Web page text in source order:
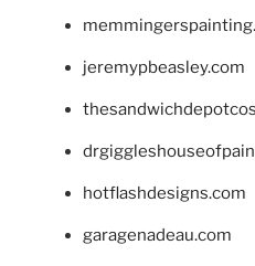
jeremypbeasley.com
hotflashdesigns.com
garagenadeau.com